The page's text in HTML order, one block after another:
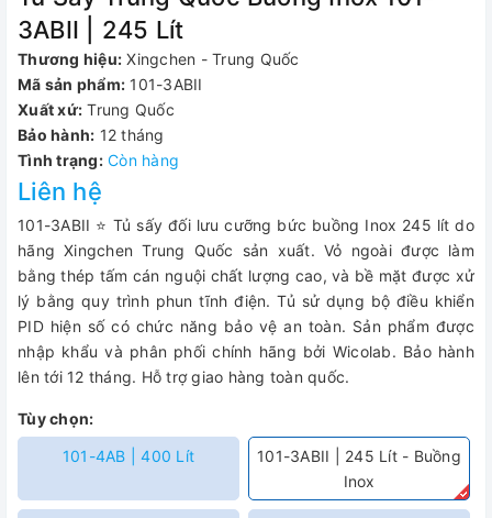
3ABII | 245 Lít
Thương hiệu: Xingchen - Trung Quốc
Mã sản phẩm: 101-3ABII
Xuất xứ: Trung Quốc
Bảo hành: 12 tháng
Tình trạng: Còn hàng
Liên hệ
101-3ABII ⭐ Tủ sấy đối lưu cưỡng bức buồng Inox 245 lít do
hãng Xingchen Trung Quốc sản xuất. Vỏ ngoài được làm
bằng thép tấm cán nguội chất lượng cao, và bề mặt được xử
lý bằng quy trình phun tĩnh điện. Tủ sử dụng bộ điều khiển
PID hiện số có chức năng bảo vệ an toàn. Sản phẩm được
nhập khẩu và phân phối chính hãng bởi Wicolab. Bảo hành
lên tới 12 tháng. Hỗ trợ giao hàng toàn quốc.
Tùy chọn:
101-4AB | 400 Lít
101-3ABII | 245 Lít - Buồng
Inox